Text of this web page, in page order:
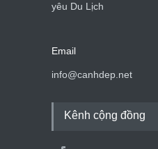
yêu Du Lịch
Email
info@canhdep.net
Kênh cộng đồng